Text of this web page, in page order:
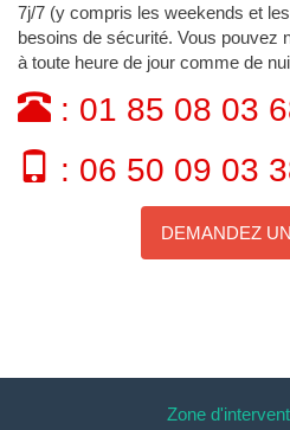
7j/7 (y compris les weekends et
besoins de sécurité. Vous pouvez
à toute heure de jour comme de
: 01 85 08 03
: 06 50 09 03
DEMANDEZ
Zone